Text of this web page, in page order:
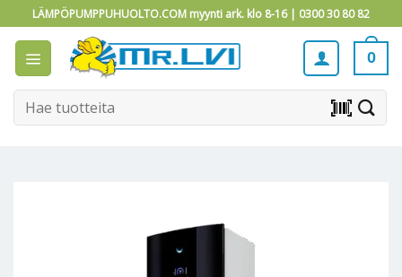
to
content
LÄMPÖPUMPPUHUOLTO.COM myynti ark. klo 8-16 | 0300 30 80 82
0
Etsi: barcode_scanner